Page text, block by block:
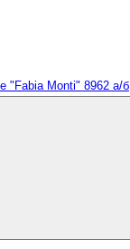
"Fabia Monti" 8962 а/б